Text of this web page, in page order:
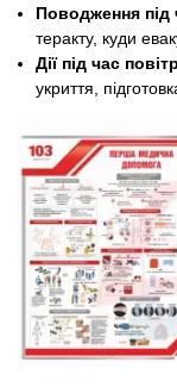
Поводження під
теракту, куди
Дії під час
укриття,